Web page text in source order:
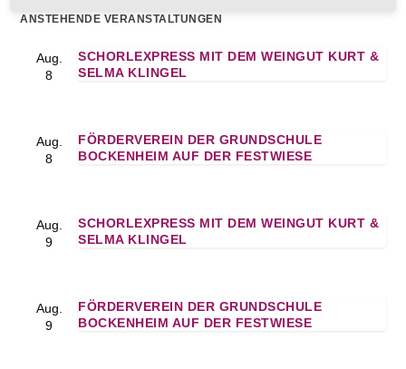
ANSTEHENDE VERANSTALTUNGEN
Aug.
8
SCHORLEXPRESS MIT DEM WEINGUT KURT &
SELMA KLINGEL
Aug.
8
FÖRDERVEREIN DER GRUNDSCHULE
BOCKENHEIM AUF DER FESTWIESE
Aug.
9
SCHORLEXPRESS MIT DEM WEINGUT KURT &
SELMA KLINGEL
Aug.
9
FÖRDERVEREIN DER GRUNDSCHULE
BOCKENHEIM AUF DER FESTWIESE